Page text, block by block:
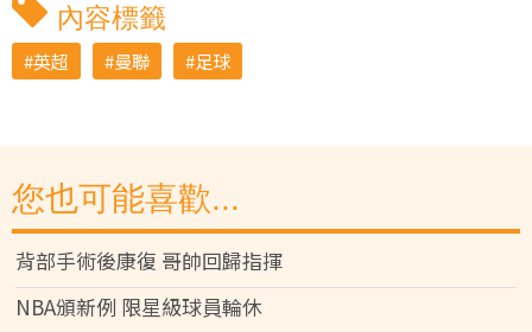
內容標籤
英超 曼聯 足球
您也可能喜歡...
背部手術後康復 哥帥回歸指揮
NBA頒新例 限星級球員輪休